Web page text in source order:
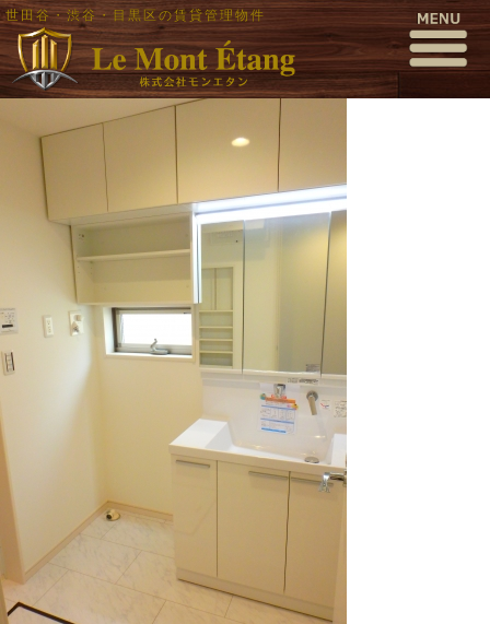
世田谷・渋谷・目黒区の賃貸管理物件
P5020037
公開日時: 2016年5月2日317 × 563( P5020037)
← 前へ 次へ →